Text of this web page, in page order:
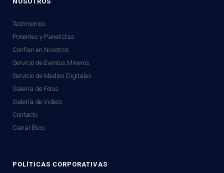
Testimonios
Ponentes y Panelistas
Confían en Nosotros
Servicio de Eventos Mineros
Servicio de Medios Digitales
Galería de Fotos
Galería de Videos
Contacto
Canal Ético
POLÍTICAS CORPORATIVAS